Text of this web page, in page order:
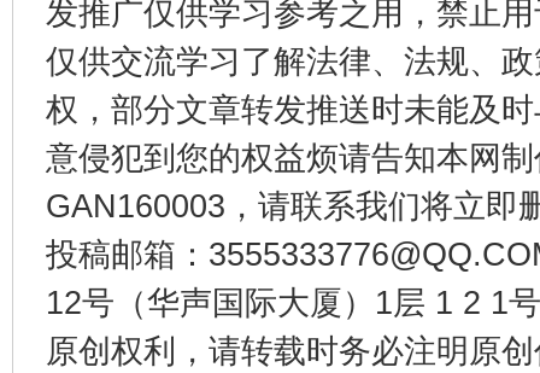
发推广仅供学习参考之用，禁止
仅供交流学习了解法律、法规、
权，部分文章转发推送时未能及
意侵犯到您的权益烦请告知本网
GAN160003，请联系我们将立即
投稿邮箱：
12号（华声国际大厦）1层 1 2 1
原创权利，请转载时务必注明原
千年窑火 生生不息
揭开“小金库”的免责幌子